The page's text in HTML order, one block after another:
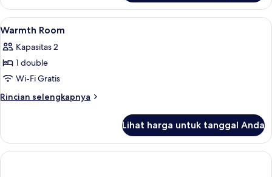
Happiness
Room
Lihat
semua
foto
untuk
Warmth
Room
3
Warmth Room
Kapasitas 2
1 double
Wi-Fi Gratis
Rincian selengkapnya
Rincian
Warmth
Room
Lihat harga untuk tanggal Anda